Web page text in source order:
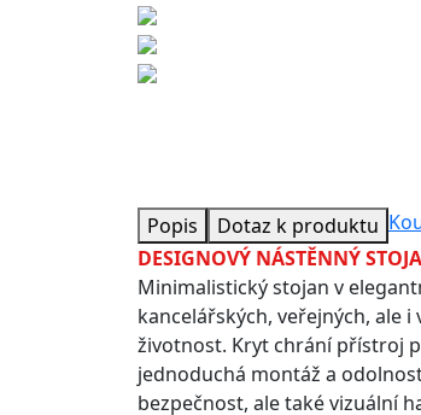
Popis
Dotaz k produktu
DESIGNOVÝ NÁSTĚNNÝ
Minimalistický stojan v
kancelářských, veřejných, ale
životnost. Kryt chrání přístroj
jednoduchá montáž a
bezpečnost, ale také vizuální